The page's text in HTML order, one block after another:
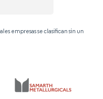
empresas se clasifican sin un